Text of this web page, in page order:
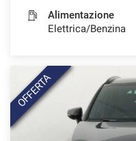
Alimentazione
Elettrica/Benzina
OFFERTA